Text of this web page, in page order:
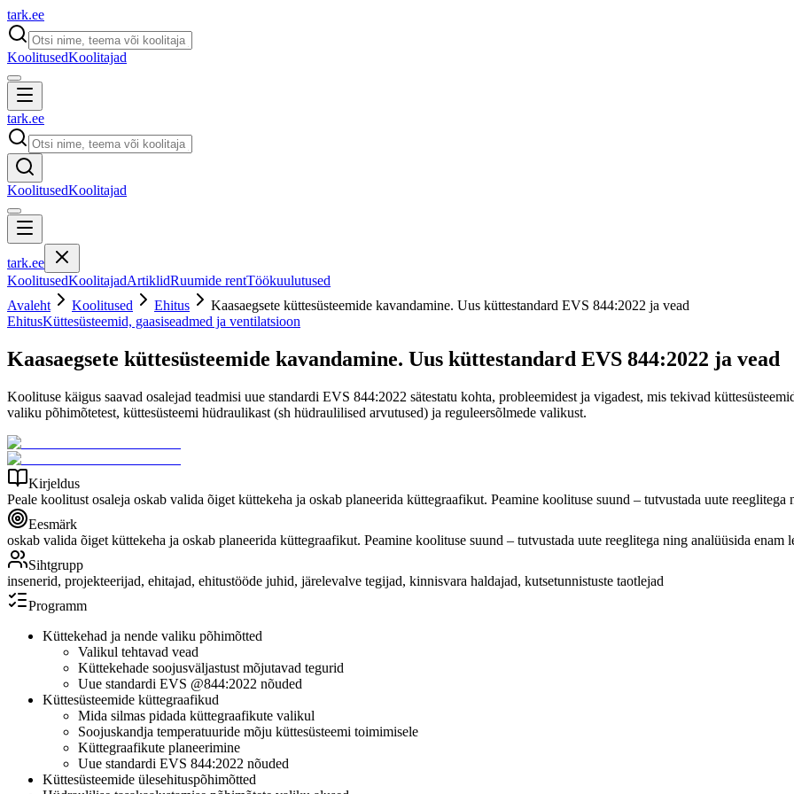
tark.ee
KoolitusedKoolitajad
tark.ee
KoolitusedKoolitajad
tark.ee
KoolitusedKoolitajadArtiklidRuumide rentTöökuulutused
Avaleht
Koolitused Ehitus
Kaasaegsete küttesüsteemide kavandamine. Uus küttestandard EVS 844:2022 ja vead
EhitusKüttesüsteemid, gaasiseadmed ja ventilatsioon
Kaasaegsete küttesüsteemide kavandamine. Uus küttestandard EVS 844:2022 ja vead
Koolituse käigus saavad osalejad teadmisi uue standardi EVS 844:2022 sätestatu kohta, probleemidest ja vigadest, mis tekivad
valiku põhimõtetest, küttesüsteemi hüdraulikast (sh hüdraulilised arvutused) ja reguleersõlmede valikust.
Kirjeldus
Peale koolitust osaleja oskab valida õiget küttekeha ja oskab planeerida küttegraafikut. Peamine koolituse suund – tutvustada uute
Eesmärk
oskab valida õiget küttekeha ja oskab planeerida küttegraafikut. Peamine koolituse suund – tutvustada uute reeglitega ning analüüsida enam
Sihtgrupp
insenerid, projekteerijad, ehitajad, ehitustööde juhid, järelevalve tegijad, kinnisvara haldajad, kutsetunnistuste taotlejad
Programm
Küttekehad ja nende valiku põhimõtted
Valikul tehtavad vead
Küttekehade soojusväljastust mõjutavad tegurid
Uue standardi EVS @844:2022 nõuded
Küttesüsteemide küttegraafikud
Mida silmas pidada küttegraafikute valikul
Soojuskandja temperatuuride mõju küttesüsteemi toimimisele
Küttegraafikute planeerimine
Uue standardi EVS 844:2022 nõuded
Küttesüsteemide ülesehituspõhimõtted